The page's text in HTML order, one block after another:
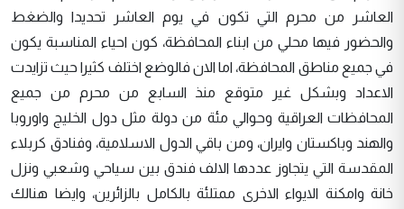
العاشر من محرم التي تكون في يوم العاشر تحديدا والضغط
والحضور فيها محلي من ابناء المحافظة، كون احياء المناسبة يكون
في جميع مناطق المحافظة، اما الان فالوضع اختلف كثيرا حيث تزايدت
الاعداد وبشكل غير متوقع منذ السابع من محرم من جميع
المحافظات العراقية وحوالي مئة من دولة مثل دول الخليج واوروبا
والهند وباكستان وايران، ومن باقي الدول الاسلامية، وفنادق كربلاء
المقدسة التي يتجاوز عددها الالف فندق بين سياحي وشعبي ونزل
خانة وامكنة الايواء الاخرى ممتلئة بالكامل بالزائرين، وايضا هنالك